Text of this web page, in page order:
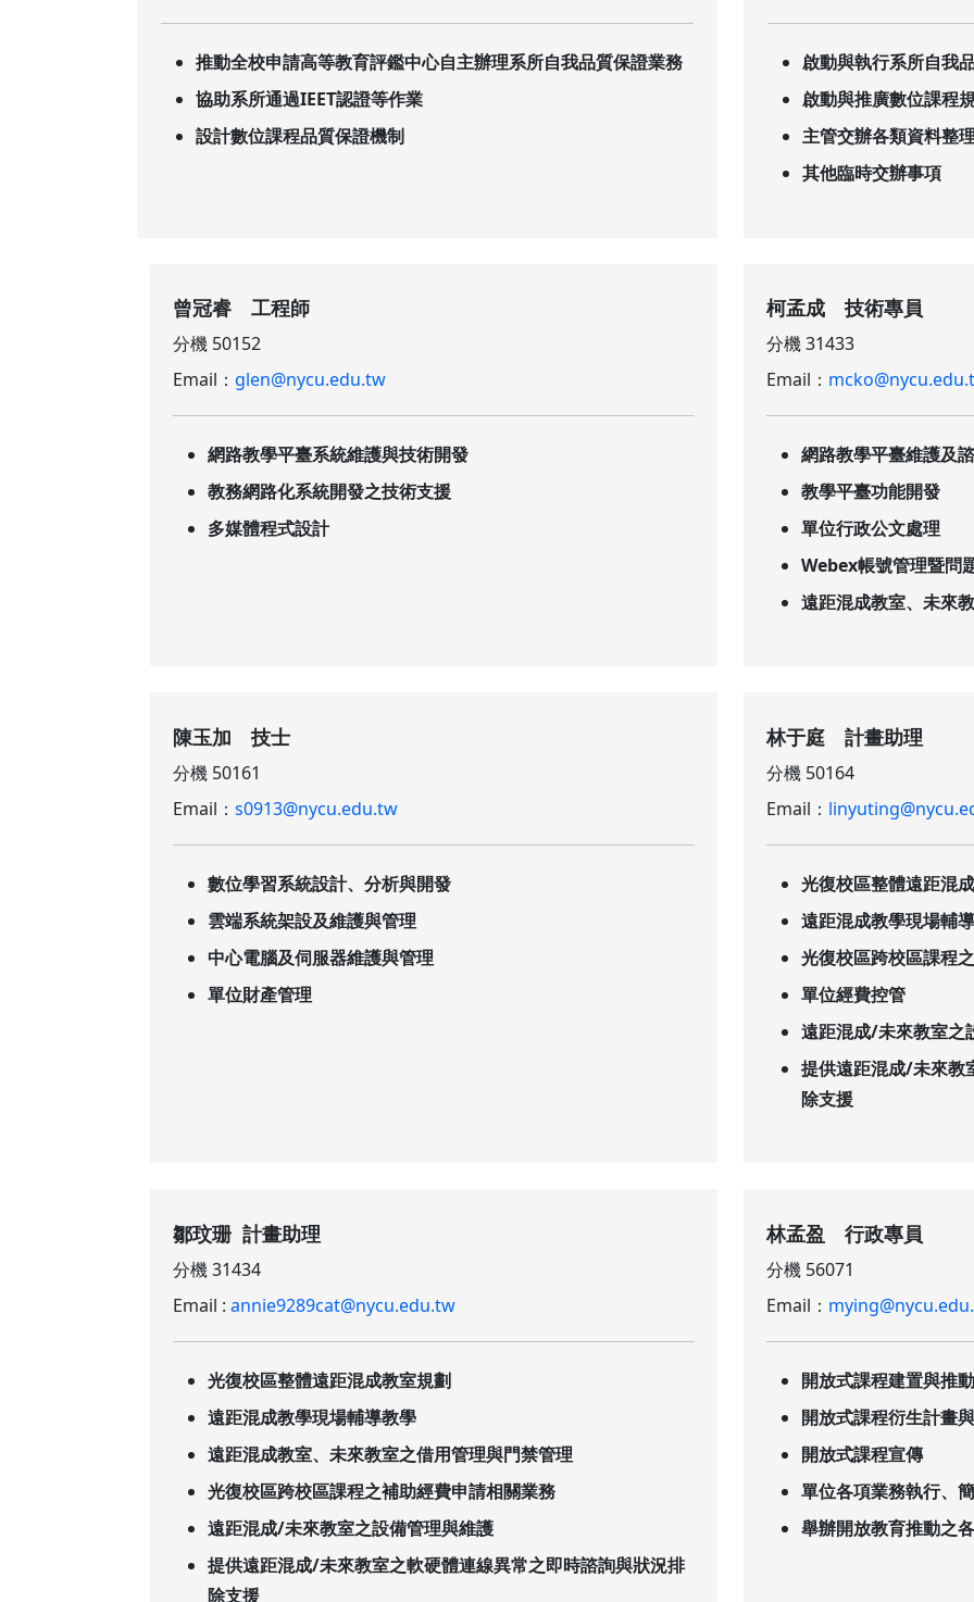
推動全校申請高等教育評鑑中心自主辦理系所自我品質保證業務
協助系所通過IEET認證等作業
設計數位課程品質保證機制
啟動與執行系所自我
啟動與推廣數位課程
主管交辦各類資料整
其他臨時交辦事項
曾冠睿 工程師
分機 50152
Email： glen@nycu.edu.tw
網路教學平臺系統維護與技術開發
教務網路化系統開發之技術支援
多媒體程式設計
柯孟成 技術專員
分機 31433
Email：
網路教學平臺維護及
教學平臺功能開發
單位行政公文處理
Webex帳號管理暨問
遠距混成教室、未來
陳玉加 技士
分機 50161
Email：s0913@nycu.edu.tw
數位學習系統設計、分析與開發
雲端系統架設及維護與管理
中心電腦及伺服器維護與管理
單位財產管理
林于庭 計畫助理
分機 50164
Email：
光復校區整體遠距混
遠距混成教學現場輔
光復校區跨校區課程
單位經費控管
遠距混成/未來教室之
提供遠距混成/未來教
除支援
鄒玟珊 計畫助理
分機 31434
Email :annie9289cat@nycu.edu.tw
光復校區整體遠距混成教室規劃
遠距混成教學現場輔導教學
遠距混成教室、未來教室之借用管理與門禁管理
光復校區跨校區課程之補助經費申請相關業務
遠距混成/未來教室之設備管理與維護
提供遠距混成/未來教室之軟硬體連線異常之即時諮詢與狀況排
除支援
林孟盈 行政專員
分機 56071
Email：
開放式課程建置與推
開放式課程衍生計畫
開放式課程宣傳
單位各項業務執行、
舉辦開放教育推動之